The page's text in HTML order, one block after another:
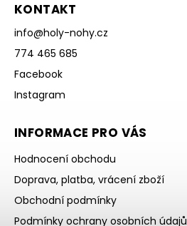
KONTAKT
info@holy-nohy.cz
774 465 685
Facebook
Instagram
INFORMACE PRO VÁS
Hodnocení obchodu
Doprava, platba, vrácení zboží
Obchodní podmínky
Podmínky ochrany osobních údajů